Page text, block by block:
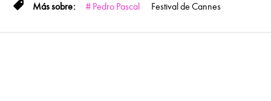
Pedro Pascal Festival de Cannes